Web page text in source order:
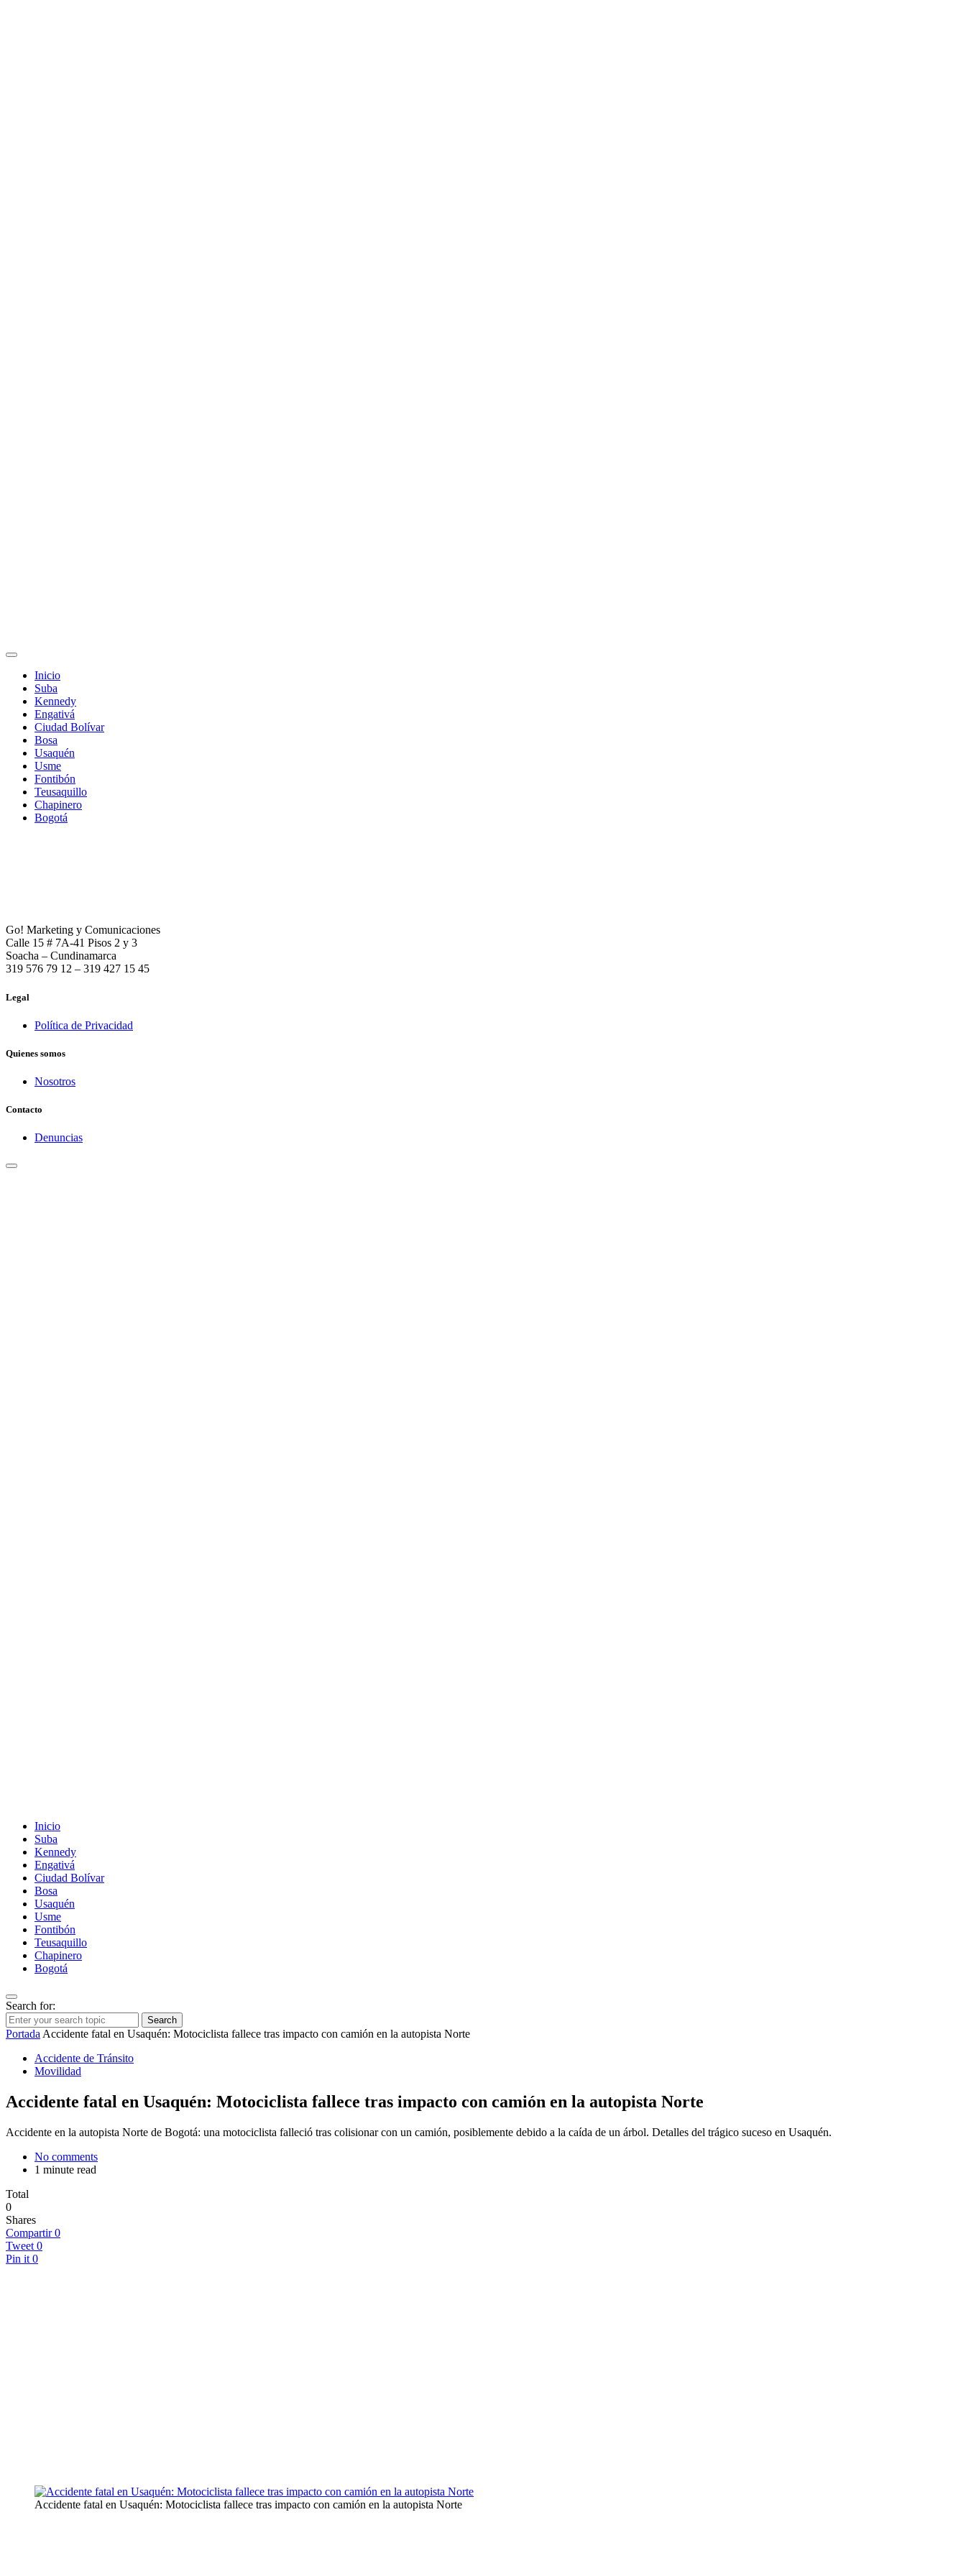
Inicio
Suba
Kennedy
Engativá
Ciudad Bolívar
Bosa
Usaquén
Usme
Fontibón
Teusaquillo
Chapinero
Bogotá
Go! Marketing y Comunicaciones
Calle 15 # 7A-41 Pisos 2 y 3
Soacha – Cundinamarca
319 576 79 12 – 319 427 15 45
Legal
Política de Privacidad
Quienes somos
Nosotros
Contacto
Denuncias
Inicio
Suba
Kennedy
Engativá
Ciudad Bolívar
Bosa
Usaquén
Usme
Fontibón
Teusaquillo
Chapinero
Bogotá
Search for:
Search
Portada Accidente fatal en Usaquén: Motociclista fallece tras impacto con camión en la autopista Norte
Accidente de Tránsito
Movilidad
Accidente fatal en Usaquén: Motociclista fallece tras impacto con camión en la autopista Norte
Accidente en la autopista Norte de Bogotá: una motociclista falleció tras colisionar con un camión, posiblemente debido a la caída de un árbol. Detalles del trágico suceso en Usaquén.
No comments
1 minute read
Total
0
Shares
Compartir 0
Tweet 0
Pin it 0
Accidente fatal en Usaquén: Motociclista fallece tras impacto con camión en la autopista Norte